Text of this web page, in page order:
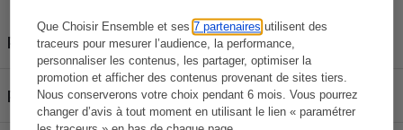
Que Choisir Ensemble et ses7 partenaires utilisent des
traceurs pour mesurer l’audience, la performance,
personnaliser les contenus, les partager, optimiser la
promotion et afficher des contenus provenant de sites tiers.
Nous conserverons votre choix pendant 6 mois. Vous pourrez
changer d’avis à tout moment en utilisant le lien « paramétrer
Prix du siège seul 430 €
Prix de la base 290 €